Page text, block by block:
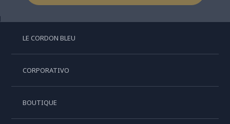
LE CORDON BLEU
CORPORATIVO
BOUTIQUE